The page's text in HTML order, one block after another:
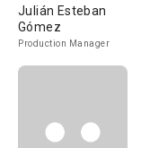
Julián Esteban
Gómez
Production Manager